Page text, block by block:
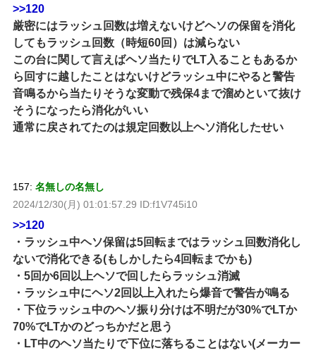
>>120
厳密にはラッシュ回数は増えないけどヘソの保留を消化
してもラッシュ回数（時短60回）は減らない
この台に関して言えばヘソ当たりでLT入ることもあるか
ら回すに越したことはないけどラッシュ中にやると警告
音鳴るから当たりそうな変動で残保4まで溜めといて抜け
そうになったら消化がいい
通常に戻されてたのは規定回数以上ヘソ消化したせい
157: 名無しの名無し
2024/12/30(月) 01:01:57.29 ID:f1V745i10
>>120
・ラッシュ中ヘソ保留は5回転まではラッシュ回数消化し
ないで消化できる(もしかしたら4回転までかも)
・5回か6回以上ヘソで回したらラッシュ消滅
・ラッシュ中にヘソ2回以上入れたら爆音で警告が鳴る
・下位ラッシュ中のヘソ振り分けは不明だが30%でLTか
70%でLTかのどっちかだと思う
・LT中のヘソ当たりで下位に落ちることはない(メーカー